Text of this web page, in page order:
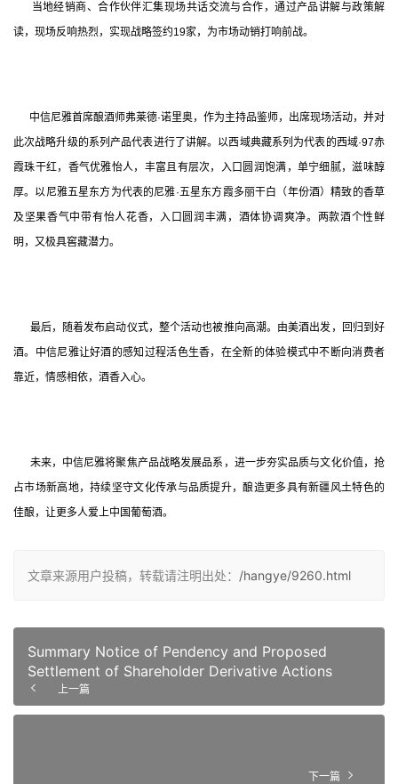
当地经销商、合作伙伴汇集现场共话交流与合作，通过产品讲解与政策解
读，现场反响热烈，实现战略签约19家，为市场动销打响前战。
中信尼雅首席酿酒师弗莱德·诺里奥，作为主持品鉴师，出席现场活动，并对
此次战略升级的系列产品代表进行了讲解。以西域典藏系列为代表的西域·97赤
霞珠干红，香气优雅怡人，丰富且有层次，入口圆润饱满，单宁细腻，滋味醇
厚。以尼雅五星东方为代表的尼雅·五星东方霞多丽干白（年份酒）精致的香草
及坚果香气中带有怡人花香，入口圆润丰满，酒体协调爽净。两款酒个性鲜
明，又极具窖藏潜力。
最后，随着发布启动仪式，整个活动也被推向高潮。由美酒出发，回归到好
酒。中信尼雅让好酒的感知过程活色生香，在全新的体验模式中不断向消费者
靠近，情感相依，酒香入心。
未来，中信尼雅将聚焦产品战略发展品系，进一步夯实品质与文化价值，抢
占市场新高地，持续坚守文化传承与品质提升，酿造更多具有新疆风土特色的
佳酿，让更多人爱上中国葡萄酒。
文章来源用户投稿，转载请注明出处： /hangye/9260.html
Summary Notice of Pendency and Proposed
Settlement of Shareholder Derivative Actions
上一篇
下一篇